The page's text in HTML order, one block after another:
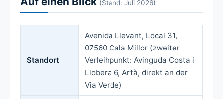
(Stand: Juli 2026)
Standort
Avenida Llevant, Local 31,
07560 Cala Millor (zweiter
Verleihpunkt: Avinguda Costa i
Llobera 6, Artà, direkt an der
Via Verde)